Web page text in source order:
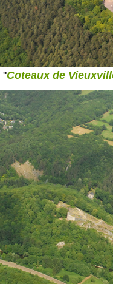
"Coteaux de